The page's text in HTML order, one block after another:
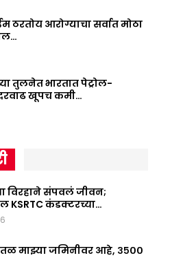
ठरतोय आरोग्याचा सर्वात मोठा
तुलनेत भारतात पेट्रोल-
खूपच कमी…
विरहाने संपवलं जीवन;
KSRTC कंडक्टरच्या…
माझ्या जमिनीवर आहे, ३५००